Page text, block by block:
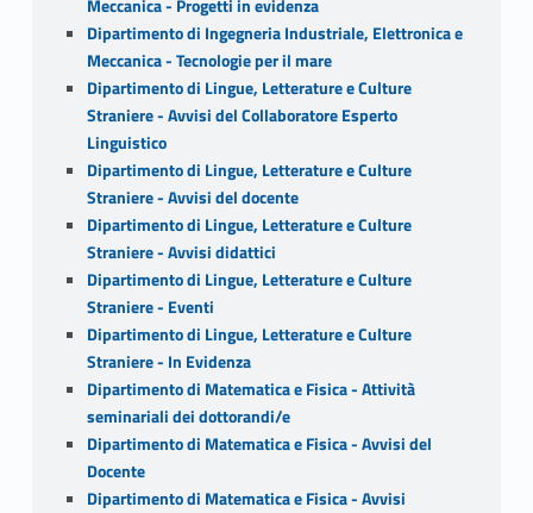
Meccanica - Progetti in evidenza
Dipartimento di Ingegneria Industriale, Elettronica e
Meccanica - Tecnologie per il mare
Dipartimento di Lingue, Letterature e Culture
Straniere - Avvisi del Collaboratore Esperto
Linguistico
Dipartimento di Lingue, Letterature e Culture
Straniere - Avvisi del docente
Dipartimento di Lingue, Letterature e Culture
Straniere - Avvisi didattici
Dipartimento di Lingue, Letterature e Culture
Straniere - Eventi
Dipartimento di Lingue, Letterature e Culture
Straniere - In Evidenza
Dipartimento di Matematica e Fisica - Attività
seminariali dei dottorandi/e
Dipartimento di Matematica e Fisica - Avvisi del
Docente
Dipartimento di Matematica e Fisica - Avvisi